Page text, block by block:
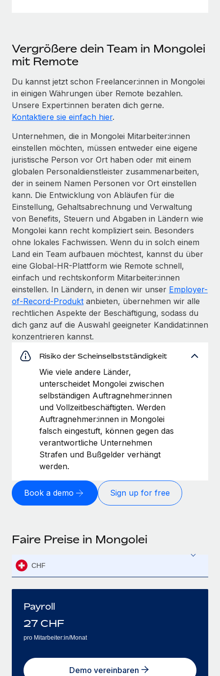
Vergrößere dein Team in Mongolei
mit Remote
Du kannst jetzt schon Freelancer:innen in Mongolei
in einigen Währungen über Remote bezahlen.
Unsere Expert:innen beraten dich gerne.
Kontaktiere sie einfach hier.
Unternehmen, die in Mongolei Mitarbeiter:innen
einstellen möchten, müssen entweder eine eigene
juristische Person vor Ort haben oder mit einem
globalen Personaldienstleister zusammenarbeiten,
der in seinem Namen Personen vor Ort einstellen
kann. Die Entwicklung von Abläufen für die
Einstellung, Gehaltsabrechnung und Verwaltung
von Benefits, Steuern und Abgaben in Ländern wie
Mongolei kann recht kompliziert sein. Besonders
ohne lokales Fachwissen. Wenn du in solch einem
Land ein Team aufbauen möchtest, kannst du über
eine Global-HR-Plattform wie Remote schnell,
einfach und rechtskonform Mitarbeiter:innen
einstellen. In Ländern, in denen wir unser Employer-
of-Record-Produkt anbieten, übernehmen wir alle
rechtlichen Aspekte der Beschäftigung, sodass du
dich ganz auf die Auswahl geeigneter Kandidat:innen
konzentrieren kannst.
Risiko der Scheinselbstständigkeit
Wie viele andere Länder,
unterscheidet Mongolei zwischen
selbständigen Auftragnehmer:innen
und Vollzeitbeschäftigten. Werden
Auftragnehmer:innen in Mongolei
falsch eingestuft, können gegen das
verantwortliche Unternehmen
Strafen und Bußgelder verhängt
werden.
Book a demo Sign up for free
Faire Preise in Mongolei
CHF
Payroll
27 CHF
pro Mitarbeiter:in/Monat
Demo vereinbaren